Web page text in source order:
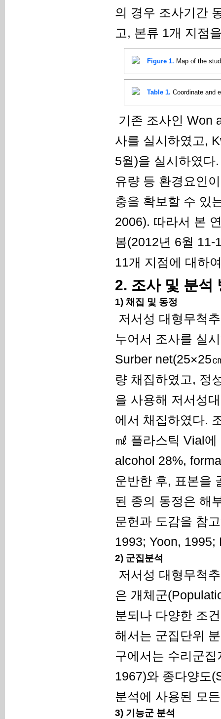
의 경우 조사기간
고, 본류 1개 지점
Figure 1. Map of the
Table 1. Coordinate and
기존 조사인 Won
사를 실시하였고,
5월)을 실시하였다
유량 등 환경요인
충을 확보할 수 있
2006). 따라서 본
봄(2012년 6월 11-
11개 지점에 대하
2. 조사 및 분석
1) 채집 및 동정
저서성 대형무척
누어서 조사를 실
Surber net(25×25
량 채집하였고, 정
을 사용해 저서성
에서 채집하였다.
㎖ 플라스틱 Vial
alcohol 28%,
운반한 후, 표본을
된 종의 동정은 해
문헌과 도감을 참
1993; Yoon,
2) 군집분석
저서성 대형무척
은 개체군
분되나 다양한 조
해서는 군집단위
구에서는 수리군
1967)와 종다양도
분석에 사용된 모
3) 기능군 분석